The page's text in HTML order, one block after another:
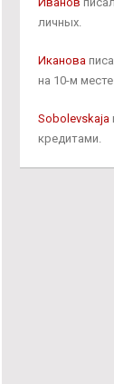
личных.
Иканова
на 10-м
Sobolevskaja
кредитами.